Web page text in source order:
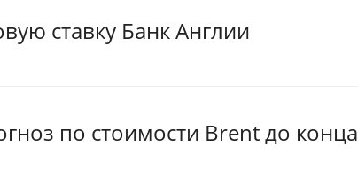
ставку Банк Англии
по стоимости Brent до конца